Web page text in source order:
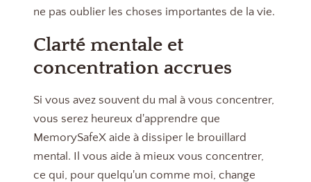
ne pas oublier les choses importantes de la vie.
Clarté mentale et
concentration accrues
Si vous avez souvent du mal à vous concentrer,
vous serez heureux d'apprendre que
MemorySafeX aide à dissiper le brouillard
mental. Il vous aide à mieux vous concentrer,
ce qui, pour quelqu'un comme moi, change